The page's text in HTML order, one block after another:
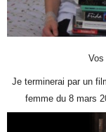
Je terminerai par un
femme du 8 mars